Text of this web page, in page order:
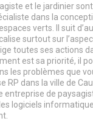
et le jardinier
dans la
verts. Il suit
surtout sur
toutes ses actions
est sa priorité, il
les problèmes que
RP dans la ville de
entreprise de
logiciels